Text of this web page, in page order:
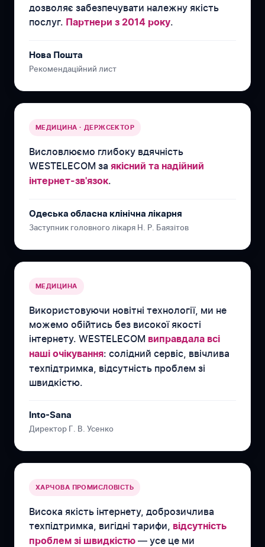
дозволяє забезпечувати належну якість
послуг. Партнери з 2014 року.
Нова Пошта
Рекомендаційний лист
МЕДИЦИНА · ДЕРЖСЕКТОР
Висловлюємо глибоку вдячність
WESTELECOM за якісний та надійний
інтернет-зв'язок.
Одеська обласна клінічна лікарня
Заступник головного лікаря Н. Р. Баязітов
МЕДИЦИНА
Використовуючи новітні технології, ми не
можемо обійтись без високої якості
інтернету. WESTELECOM виправдала всі
наші очікування: солідний сервіс, ввічлива
техпідтримка, відсутність проблем зі
швидкістю.
Into-Sana
Директор Г. В. Усенко
ХАРЧОВА ПРОМИСЛОВІСТЬ
Висока якість інтернету, доброзичлива
техпідтримка, вигідні тарифи, відсутність
проблем зі швидкістю — усе це ми